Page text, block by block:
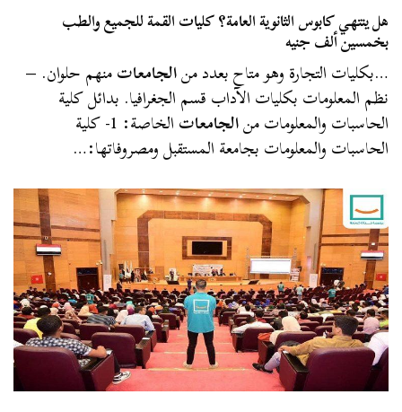
هل ينتهي كابوس الثانوية العامة؟ كليات القمة للجميع والطب
بخمسين ألف جنيه
…بكليات التجارة وهو متاح بعدد منالجامعاتمنهم حلوان. –
نظم المعلومات بكليات الآداب قسم الجغرافيا. بدائل كلية
الحاسبات والمعلومات منالجامعات الخاصة: 1- كلية
الحاسبات والمعلومات بجامعة المستقبل ومصروفاتها:…